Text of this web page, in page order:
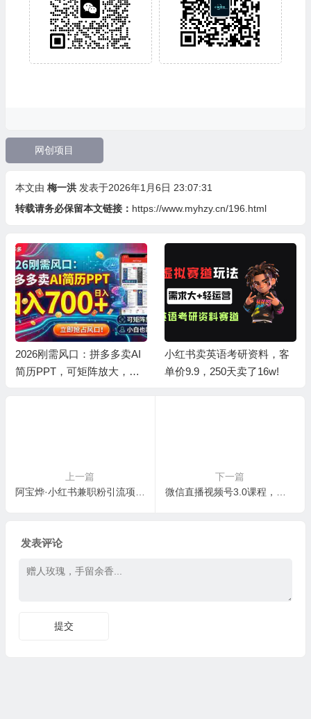
网创项目
本文由 梅一洪 发表于2026年1月6日 23:07:31
转载请务必保留本文链接： https://www.myhzy.cn/196.html
2026刚需风口：拼多多卖AI
简历PPT，可矩阵放大，小
小红书卖英语考研资料，客
单价9.9，250天卖了16w!
上一篇
下一篇
发表评论